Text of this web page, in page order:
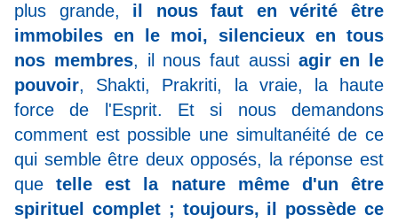
plus grande, il nous faut en vérité être
immobiles en le moi, silencieux en tous
nos membres, il nous faut aussi agir en le
pouvoir, Shakti, Prakriti, la vraie, la haute
force de l'Esprit. Et si nous demandons
comment est possible une simultanéité de ce
qui semble être deux opposés, la réponse est
que telle est la nature même d'un être
spirituel complet ; toujours, il possède ce